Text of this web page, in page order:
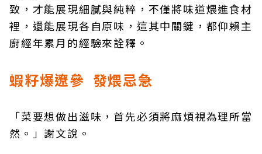
致，才能展現細膩與純粹，不僅將味道煨進食材
裡，還能展現各自原味，這其中關鍵，都仰賴主
廚經年累月的經驗來詮釋。
蝦籽爆遼參 發煨忌急
「菜要想做出滋味，首先必須將麻煩視為理所當
然。」謝文說。